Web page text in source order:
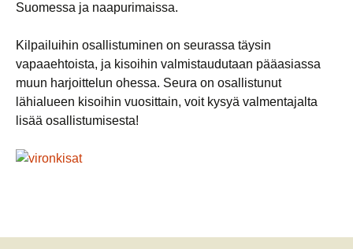
Suomessa ja naapurimaissa.
Kilpailuihin osallistuminen on seurassa täysin
vapaaehtoista, ja kisoihin valmistaudutaan pääasiassa
muun harjoittelun ohessa. Seura on osallistunut
lähialueen kisoihin vuosittain, voit kysyä valmentajalta
lisää osallistumisesta!